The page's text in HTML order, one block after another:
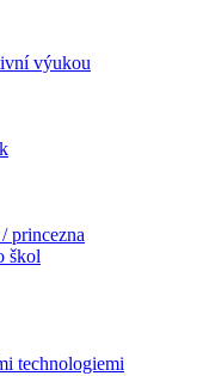
výukou
princezna
škol
technologiemi